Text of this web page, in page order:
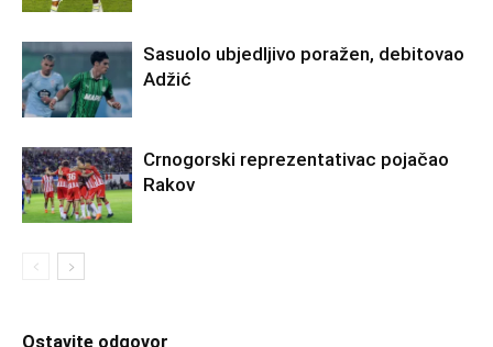
Sasuolo ubjedljivo poražen, debitovao
Adžić
Crnogorski reprezentativac pojačao
Rakov
Ostavite odgovor